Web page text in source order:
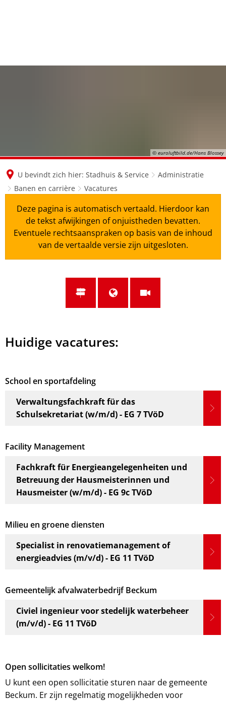
de
© euroluftbild.de/Hans Blossey
U bevindt zich hier: Stadhuis & Service
Administratie
Banen en carrière
Vacatures
Deze pagina is automatisch vertaald. Hierdoor kan
de tekst afwijkingen of onjuistheden bevatten.
Eventuele rechtsaanspraken op basis van de inhoud
van de vertaalde versie zijn uitgesloten.
Huidige vacatures:
School en sportafdeling
Verwaltungsfachkraft für das
Schulsekretariat (w/m/d) - EG 7 TVöD
Facility Management
Fachkraft für Energieangelegenheiten und
Betreuung der Hausmeisterinnen und
Hausmeister (w/m/d) - EG 9c TVöD
Milieu en groene diensten
Specialist in renovatiemanagement of
energieadvies (m/v/d) - EG 11 TVöD
Gemeentelijk afvalwaterbedrijf Beckum
Civiel ingenieur voor stedelijk waterbeheer
(m/v/d) - EG 11 TVöD
Open sollicitaties welkom!
U kunt een open sollicitatie sturen naar de gemeente
Beckum. Er zijn regelmatig mogelijkheden voor